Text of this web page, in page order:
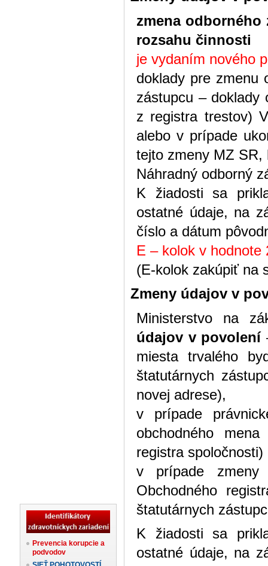
Prevencia korupcie a
podvodov
zmena
rozsahu činnosti
je vydaním nového
doklady pre zmenu
zástupcu – doklady
z registra trestov)
alebo v prípade
tejto zmeny MZ SR,
Náhradný odborný
K žiadosti sa
ostatné údaje, na
číslo a dátum
E – kolok v hodnote
(E-kolok zakúpiť na
Zmeny údajov v
Ministerstvo na
údajov v povolení
miesta trvalého
štatutárnych
novej adrese),
v prípade
obchodného
registra spoločnosti)
v prípade zmeny
Obchodného
štatutárnych
K žiadosti sa
ostatné údaje, na